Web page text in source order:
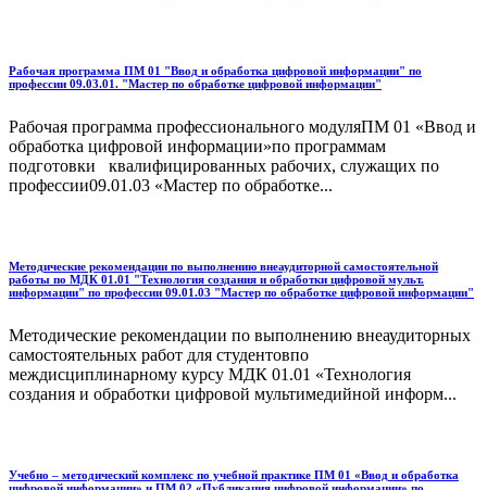
Рабочая программа ПМ 01 "Ввод и обработка цифровой информации" по
профессии 09.03.01. "Мастер по обработке цифровой информации"
Рабочая программа профессионального модуляПМ 01 «Ввод и
обработка цифровой информации»по программам
подготовки квалифицированных рабочих, служащих по
профессии09.01.03 «Мастер по обработке...
Методические рекомендации по выполнению внеаудиторной самостоятельной
работы по МДК 01.01 "Технология создания и обработки цифровой мульт.
информации" по профессии 09.01.03 "Мастер по обработке цифровой информации"
Методические рекомендации по выполнению внеаудиторных
самостоятельных работ для студентовпо
междисциплинарному курсу МДК 01.01 «Технология
создания и обработки цифровой мультимедийной информ...
Учебно – методический комплекс по учебной практике ПМ 01 «Ввод и обработка